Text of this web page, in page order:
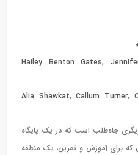
Hailey Benton Gates,
Alia Shawkat,Callum Turner,
جاه‌طلب است که در یک پایگاه
که برای آموزش و تمرین، یک منطقه